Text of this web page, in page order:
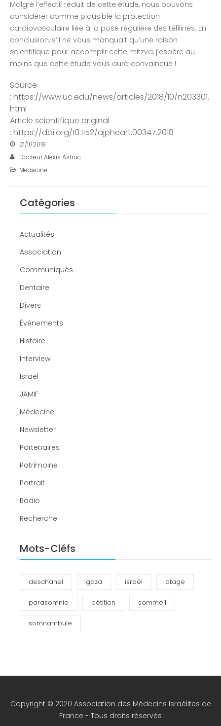
Malgré l’effectif réduit de cette étude, nous pouvons
considérer comme plausible la protection
cardiovasculaire liée à la pose régulière des téfilines. En
conclusion, s’il ne vous manquait qu’une raison
scientifique pour accomplir cette mitzva, j’espère au
moins que cette étude vous aura convaincue !
Source
: https://www.uc.edu/news/articles/2018/10/n203301.
html
Article scientifique original
: https://doi.org/10.1152/ajpheart.00347.2018
21/11/2018
Docteur Alexis Astruc
Médecine
Catégories
Actualités
Association
Communiqués
Dentaire
Divers
Événements
Histoire
Interview
Israël
JAMIF
Médecine
Newsletter
Partenaires
Patrimoine
Portrait
Radio
Recherche
Mots-Cléfs
deschanel gaza israël otage
parasomnie pétition sommeil
somnambule
Copyright © 2020 Association des Médecins Israélites de
France - Tous droits réservés